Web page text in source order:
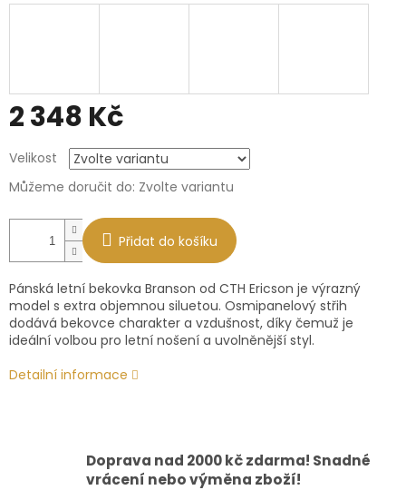
2 348 Kč
cena:
Velikost
Můžeme doručit do: Zvolte variantu
Přidat do košíku
Pánská letní bekovka Branson od CTH Ericson je výrazný
model s extra objemnou siluetou. Osmipanelový střih
dodává bekovce charakter a vzdušnost, díky čemuž je
ideální volbou pro letní nošení a uvolněnější styl.
Detailní informace
Doprava nad 2000 kč zdarma! Snadné
vrácení nebo výměna zboží!